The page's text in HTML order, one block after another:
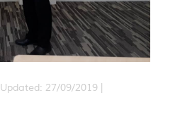
Updated: 27/09/2019 |